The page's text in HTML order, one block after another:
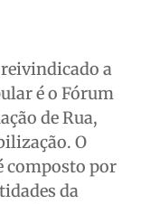
a
é o Fórum
de Rua,
O
composto por
da